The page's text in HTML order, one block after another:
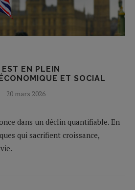
EN PLEIN
ET SOCIAL
20 mars 2026
dans un déclin quantifiable. En
qui sacrifient croissance,